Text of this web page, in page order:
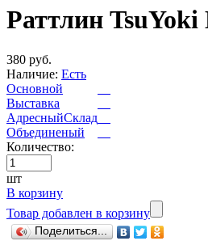
Раттлин
380 руб.
Наличие: Есть
Основной
Выставка
АдресныйСклад
Объединеный
Количество:
шт
В корзину
Товар добавлен в корзину
Поделиться...